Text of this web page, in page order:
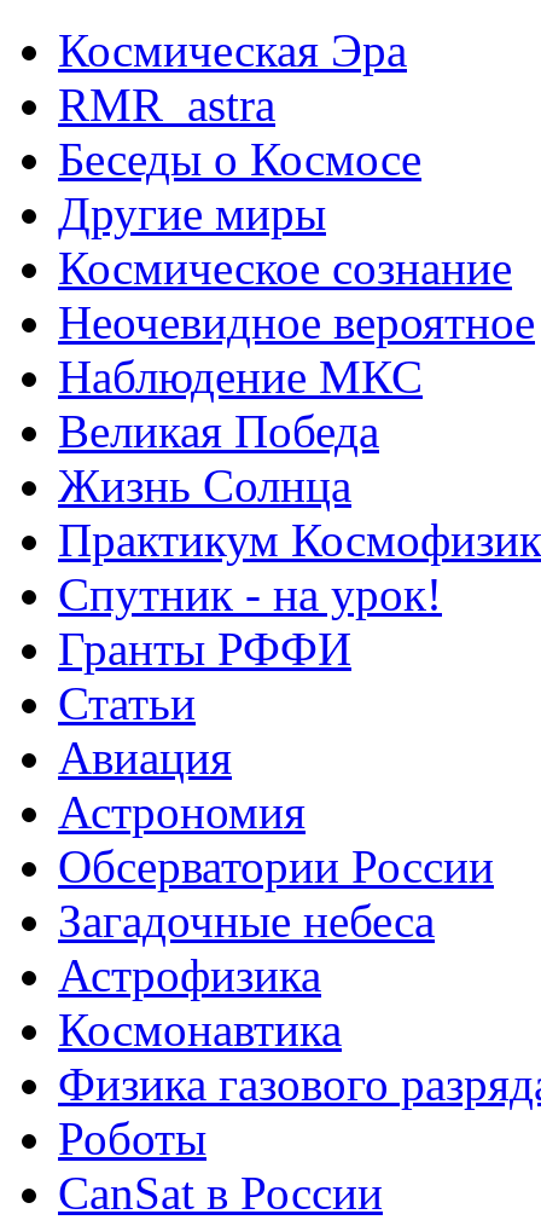
Космическая Эра
RMR_astra
Беседы о Космосе
Другие миры
Космическое сознание
Неочевидное вероятное
Наблюдение МКС
Великая Победа
Жизнь Солнца
Практикум
Спутник - на урок!
Гранты РФФИ
Статьи
Авиация
Астрономия
Обсерватории России
Загадочные небеса
Астрофизика
Космонавтика
Физика газового
Роботы
CanSat в России